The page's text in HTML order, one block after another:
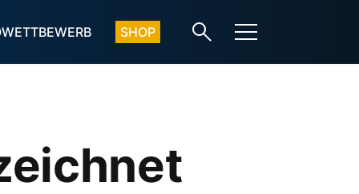
SHOP